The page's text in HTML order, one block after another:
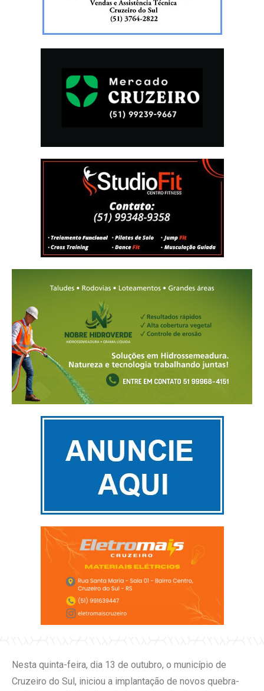
Nesta quinta-feira, dia 13 de outubro, o município de
Cruzeiro do Sul, iniciou a implantação de novos quebra-